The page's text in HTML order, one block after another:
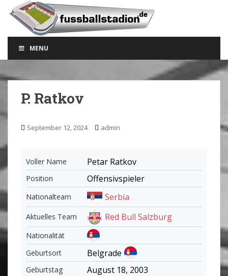
m
n
n
e
t
MENU
P. Ratkov
September 12, 2024 admin
Voller Name Petar Ratkov
Position Offensivspieler
Nationalteam Serbia
Aktuelles Team Red Bull Salzburg
Nationalität
Geburtsort
Belgrade
Geburtstag August 18, 2003